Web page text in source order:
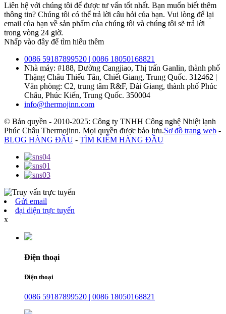
Liên hệ với chúng tôi để được tư vấn tốt nhất. Bạn muốn biết thêm
thông tin? Chúng tôi có thể trả lời câu hỏi của bạn. Vui lòng để lại
email của bạn về sản phẩm của chúng tôi và chúng tôi sẽ trả lời
trong vòng 24 giờ.
Nhấp vào đây để tìm hiểu thêm
0086 59187899520 | 0086 18050168821
Nhà máy: #188, Đường Cangjiao, Thị trấn Ganlin, thành phố
Thặng Châu Thiếu Tân, Chiết Giang, Trung Quốc. 312462 |
Văn phòng: C2, trung tâm R&F, Đài Giang, thành phố Phúc
Châu, Phúc Kiến, Trung Quốc. 350004
info@thermojinn.com
© Bản quyền - 2010-2025: Công ty TNHH Công nghệ Nhiệt lạnh
Phúc Châu Thermojinn. Mọi quyền được bảo lưu.Sơ đồ trang web -
BLOG HÀNG ĐẦU - TÌM KIẾM HÀNG ĐẦU
Gửi email
đại diện trực tuyến
x
Điện thoại
Điện thoại
0086 59187899520 | 0086 18050168821